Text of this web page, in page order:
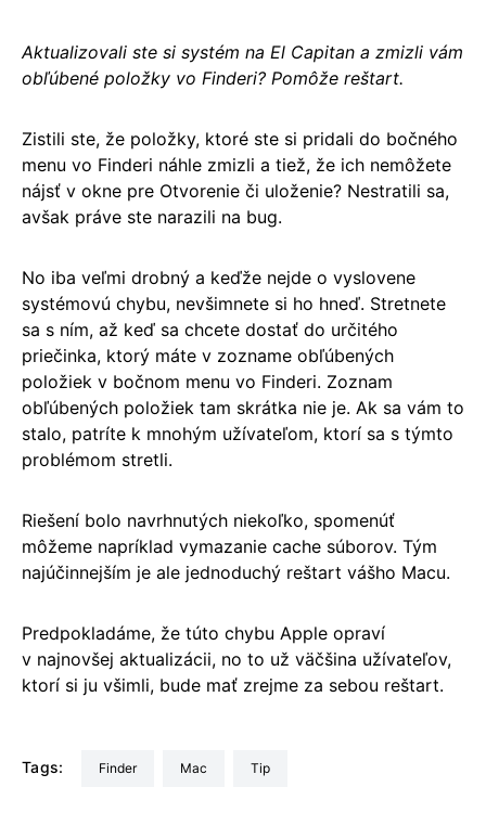
Aktualizovali ste si systém na El Capitan a zmizli vám
obľúbené položky vo Finderi? Pomôže reštart.
Zistili ste, že položky, ktoré ste si pridali do bočného
menu vo Finderi náhle zmizli a tiež, že ich nemôžete
nájsť v okne pre Otvorenie či uloženie? Nestratili sa,
avšak práve ste narazili na bug.
No iba veľmi drobný a keďže nejde o vyslovene
systémovú chybu, nevšimnete si ho hneď. Stretnete
sa s ním, až keď sa chcete dostať do určitého
priečinka, ktorý máte v zozname obľúbených
položiek v bočnom menu vo Finderi. Zoznam
obľúbených položiek tam skrátka nie je. Ak sa vám to
stalo, patríte k mnohým užívateľom, ktorí sa s týmto
problémom stretli.
Riešení bolo navrhnutých niekoľko, spomenúť
môžeme napríklad vymazanie cache súborov. Tým
najúčinnejším je ale jednoduchý reštart vášho Macu.
Predpokladáme, že túto chybu Apple opraví
v najnovšej aktualizácii, no to už väčšina užívateľov,
ktorí si ju všimli, bude mať zrejme za sebou reštart.
Tags: Finder Mac Tip